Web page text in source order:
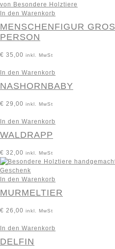
In den Warenkorb
MENSCHENFIGUR
ERSON
€ 35,00 inkl. MwSt
In den Warenkorb
NASHORNBABY
€ 29,00 inkl. MwSt
In den Warenkorb
WALDRAPP
€ 32,00 inkl. MwSt
In den Warenkorb
MURMELTIER
€ 26,00 inkl. MwSt
In den Warenkorb
DELFIN